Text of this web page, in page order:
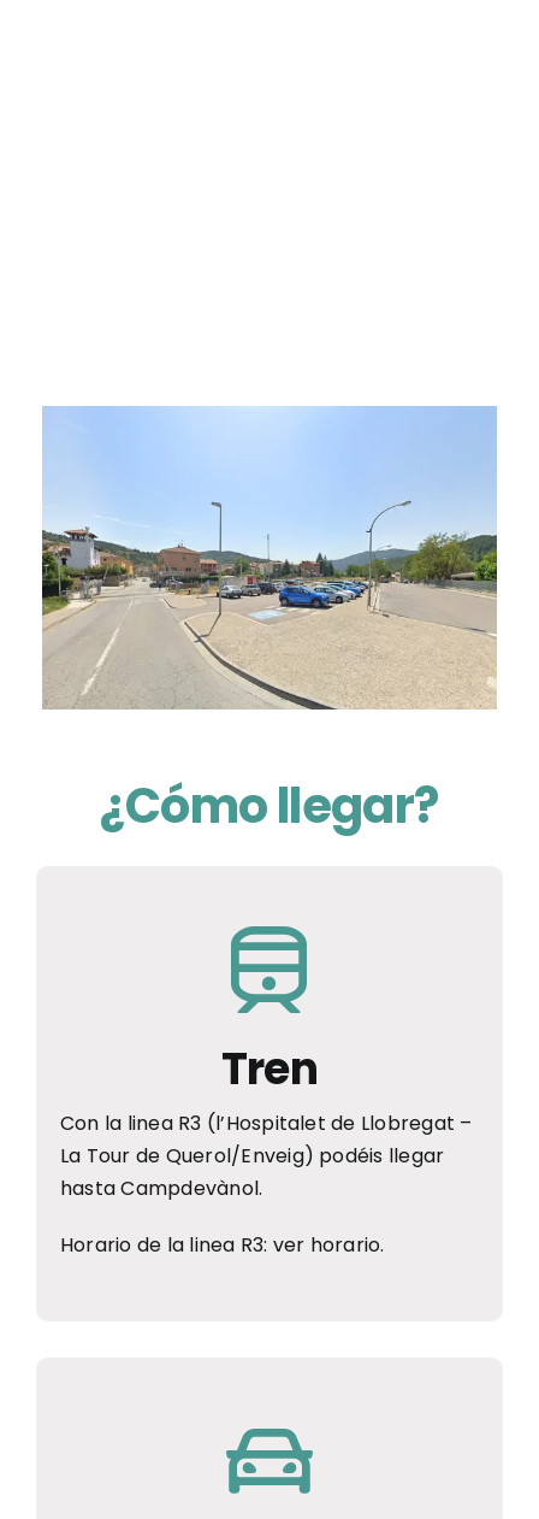
¿Cómo llegar?
Tren
Con la linea R3 (l’Hospitalet de Llobregat –
La Tour de Querol/Enveig) podéis llegar
hasta Campdevànol.
Horario de la linea R3: ver horario.